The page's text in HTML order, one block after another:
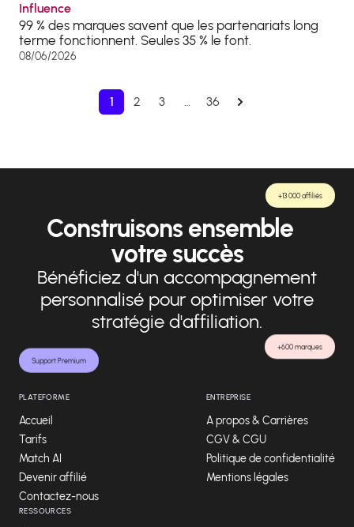
Influence
99 % des marques savent que les partenariats long
terme fonctionnent. Seules 35 % le font.
08/06/2026
1 2 3 … 36
Support Premium
+600 marques
+13 000 affiliés
Construisons ensemble
votre succès
Bénéficiez d'un accompagnement
personnalisé pour optimiser votre
stratégie d'affiliation.
PLATEFORME
Accueil
Tarifs
Match AI
Devenir affilié
Contactez-nous
ENTREPRISE
A propos & Carrières
CGV & CGU
Politique de confidentialité
Mentions légales
RESSOURCES